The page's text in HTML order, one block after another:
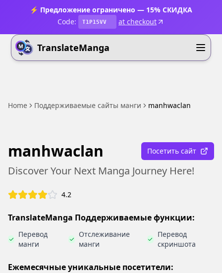
⚡ Предложение ограничено — 15% СКИДКА
Code:
T1P15VV at checkout
TranslateManga
Home Поддерживаемые сайты манги manhwaclan
manhwaclan Посетить сайт
Discover Your Next Manga Journey Here!
4.2
TranslateManga Поддерживаемые функции:
Перевод
манги
Отслеживание
манги
Перевод
скриншота
Ежемесячные уникальные посетители: